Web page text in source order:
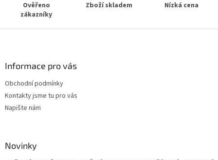
Ověřeno
zákazníky
Zboží skladem Nízká cena
Informace pro vás
Obchodní podmínky
Kontakty jsme tu pro vás
Napište nám
Novinky